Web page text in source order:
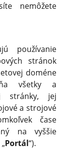
nemôžete
používanie
stránok
doméne
všetky a
stránky, jej
a strojové
čase
na vyššie
Portál“).